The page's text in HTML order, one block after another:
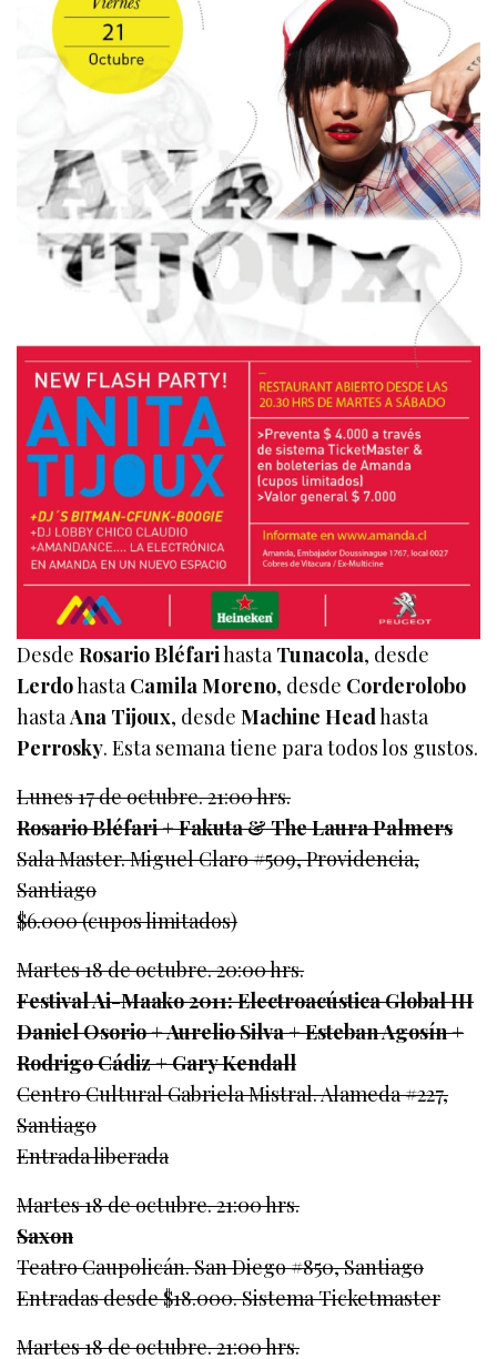
DesdeRosario Bléfarihasta Tunacola, desde
Lerdohasta Camila Moreno, desde Corderolobo
hastaAna Tijoux, desdeMachine Headhasta
Perrosky. Esta semana tiene para todos los gustos.
Lunes 17 de octubre. 21:00 hrs.
Rosario Bléfari + Fakuta & The Laura Palmers
Sala Master. Miguel Claro #509, Providencia,
Santiago
$6.000 (cupos limitados)
Martes 18 de octubre. 20:00 hrs.
Festival Ai-Maako 2011: Electroacústica Global III
Daniel Osorio + Aurelio Silva + Esteban Agosín +
Rodrigo Cádiz + Gary Kendall
Centro Cultural Gabriela Mistral. Alameda #227,
Santiago
Entrada liberada
Martes 18 de octubre. 21:00 hrs.
Saxon
Teatro Caupolicán. San Diego #850, Santiago
Entradas desde $18.000. Sistema Ticketmaster
Martes 18 de octubre. 21:00 hrs.